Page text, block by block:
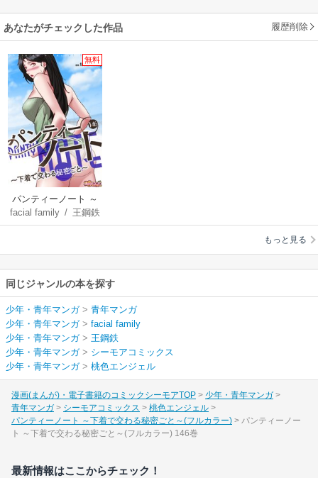
あなたがチェックした作品 履歴削除
無料
パンティーノート ～
下着で交わる秘密ご
と～(フルカラー)
facial family / 王鋼鉄
もっと見る
同じジャンルの本を探す
少年・青年マンガ> 青年マンガ
少年・青年マンガ> facial family
少年・青年マンガ> 王鋼鉄
少年・青年マンガ> シーモアコミックス
少年・青年マンガ> 桃色エンジェル
漫画(まんが)・電子書籍のコミックシーモアTOP
少年・青年マンガ
青年マンガ
シーモアコミックス
桃色エンジェル
パンティーノート ～下着で交わる秘密ごと～(フルカラー)
パンティーノー
ト ～下着で交わる秘密ごと～(フルカラー) 146巻
最新情報はここからチェック！